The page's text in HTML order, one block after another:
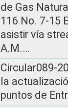
de Gas
116 No. 7-15
asistir vía
A.M.…
Circular089-
la
puntos de